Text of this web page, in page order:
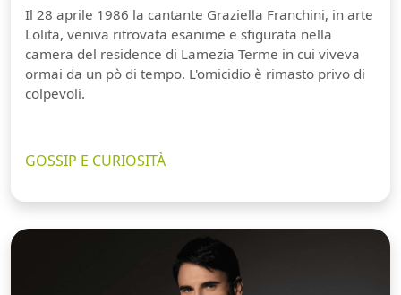
Il 28 aprile 1986 la cantante Graziella Franchini, in arte
Lolita, veniva ritrovata esanime e sfigurata nella
camera del residence di Lamezia Terme in cui viveva
ormai da un pò di tempo. L'omicidio è rimasto privo di
colpevoli.
GOSSIP E CURIOSITÀ